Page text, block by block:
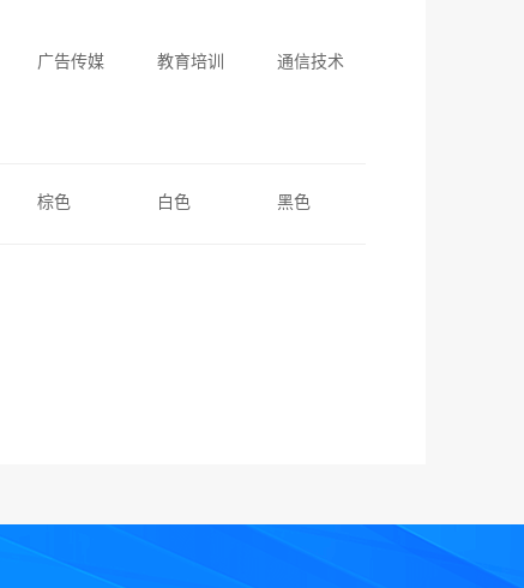
广告传媒 教育培训 通信技术
棕色 白色 黑色